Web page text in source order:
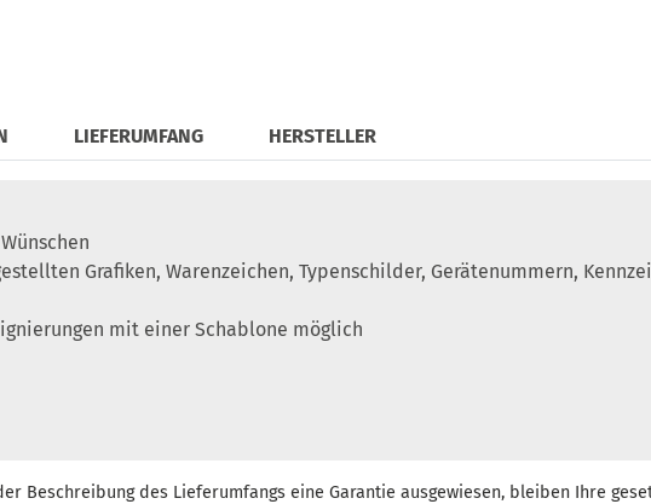
LIEFERUMFANG HERSTELLER
Grafiken, Warenzeichen, Typenschilder, Gerätenummern,
mit einer Schablone möglich
Beschreibung des Lieferumfangs eine Garantie ausgewiesen, bleiben Ihre